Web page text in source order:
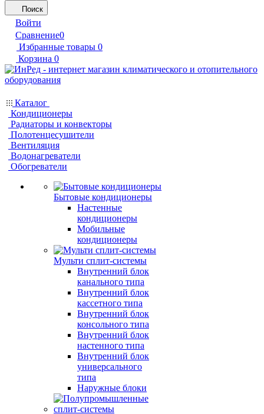
Поиск
Войти
Сравнение0
Избранные товары 0
Корзина 0
Каталог
Кондиционеры
Радиаторы и конвекторы
Полотенцесушители
Вентиляция
Водонагреватели
Обогреватели
Бытовые кондиционеры
Настенные
кондиционеры
Мобильные
кондиционеры
Мульти сплит-системы
Внутренний блок
канального типа
Внутренний блок
кассетного типа
Внутренний блок
консольного типа
Внутренний блок
настенного типа
Внутренний блок
универсального
типа
Наружные блоки